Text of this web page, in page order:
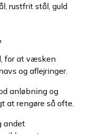
rustfrit stål, guld
for at væsken
og aflejringer.
anløbning og
at rengøre så ofte.
andet